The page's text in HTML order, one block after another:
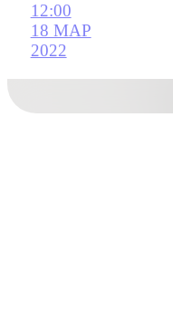
12:00
18 МАР
2022